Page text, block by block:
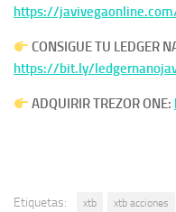
https://
CONSIGUE TU LEDGER
https://bit.ly/
ADQUIRIR TREZOR ONE:
Etiquetas: xtb xtb acciones